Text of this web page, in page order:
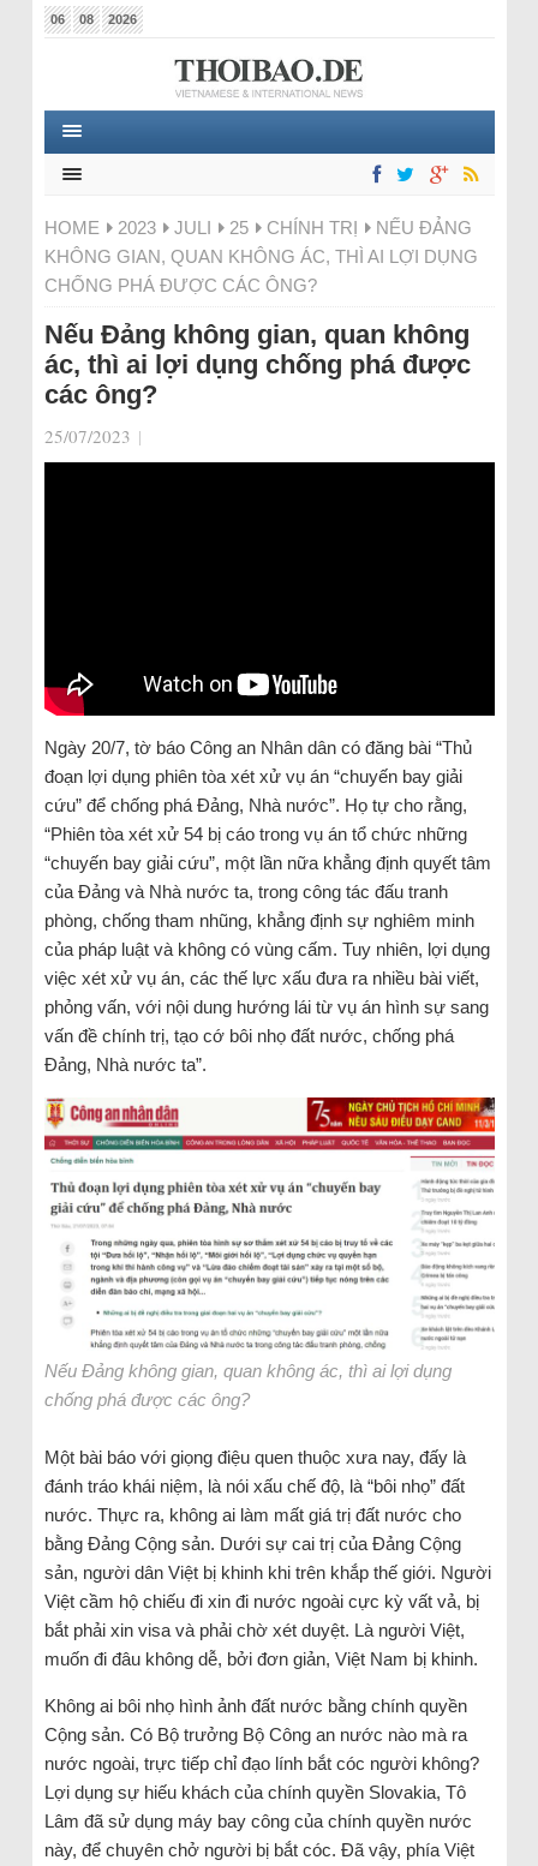
06 08 2026
HOME 2023 JULI 25 CHÍNH TRỊ
NẾU ĐẢNG
KHÔNG GIAN, QUAN KHÔNG ÁC, THÌ AI LỢI DỤNG
CHỐNG PHÁ ĐƯỢC CÁC ÔNG?
Nếu Đảng không gian, quan không
ác, thì ai lợi dụng chống phá được
các ông?
25/07/2023 |
Ngày 20/7, tờ báo Công an Nhân dân có đăng bài “Thủ
đoạn lợi dụng phiên tòa xét xử vụ án “chuyến bay giải
cứu” để chống phá Đảng, Nhà nước”. Họ tự cho rằng,
“Phiên tòa xét xử 54 bị cáo trong vụ án tổ chức những
“chuyến bay giải cứu”, một lần nữa khẳng định quyết tâm
của Đảng và Nhà nước ta, trong công tác đấu tranh
phòng, chống tham nhũng, khẳng định sự nghiêm minh
của pháp luật và không có vùng cấm. Tuy nhiên, lợi dụng
việc xét xử vụ án, các thế lực xấu đưa ra nhiều bài viết,
phỏng vấn, với nội dung hướng lái từ vụ án hình sự sang
vấn đề chính trị, tạo cớ bôi nhọ đất nước, chống phá
Đảng, Nhà nước ta”.
Nếu Đảng không gian, quan không ác, thì ai lợi dụng
chống phá được các ông?
Một bài báo với giọng điệu quen thuộc xưa nay, đấy là
đánh tráo khái niệm, là nói xấu chế độ, là “bôi nhọ” đất
nước. Thực ra, không ai làm mất giá trị đất nước cho
bằng Đảng Cộng sản. Dưới sự cai trị của Đảng Cộng
sản, người dân Việt bị khinh khi trên khắp thế giới. Người
Việt cầm hộ chiếu đi xin đi nước ngoài cực kỳ vất vả, bị
bắt phải xin visa và phải chờ xét duyệt. Là người Việt,
muốn đi đâu không dễ, bởi đơn giản, Việt Nam bị khinh.
Không ai bôi nhọ hình ảnh đất nước bằng chính quyền
Cộng sản. Có Bộ trưởng Bộ Công an nước nào mà ra
nước ngoài, trực tiếp chỉ đạo lính bắt cóc người không?
Lợi dụng sự hiếu khách của chính quyền Slovakia, Tô
Lâm đã sử dụng máy bay công của chính quyền nước
này, để chuyên chở người bị bắt cóc. Đã vậy, phía Việt